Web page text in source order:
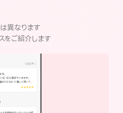
異なります
をご紹介します